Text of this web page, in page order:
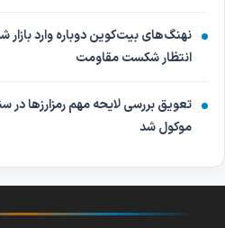
انتظار شکست مقاومت
تعویق بررسی لایحه مهم رمزارزها در
موکول شد